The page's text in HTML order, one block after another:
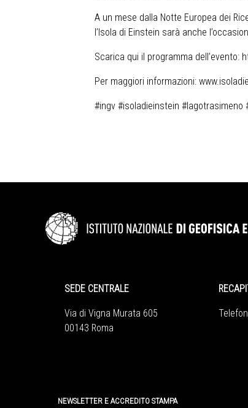
A un mese dalla Notte Europea dei
l’Isola di Einstein sarà anche
Scarica qui il programma dell’evento:
Per maggiori informazioni:
#ingv #isoladieinstein
SEDE CENTRALE
Via di Vigna Murata 605
00143 Roma
NEWSLETTER E ACCREDITO STAMPA